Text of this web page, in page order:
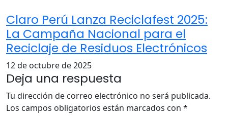
Claro Perú Lanza Reciclafest 2025:
La Campaña Nacional para el
Reciclaje de Residuos Electrónicos
12 de octubre de 2025
Deja una respuesta
Tu dirección de correo electrónico no será publicada.
Los campos obligatorios están marcados con *